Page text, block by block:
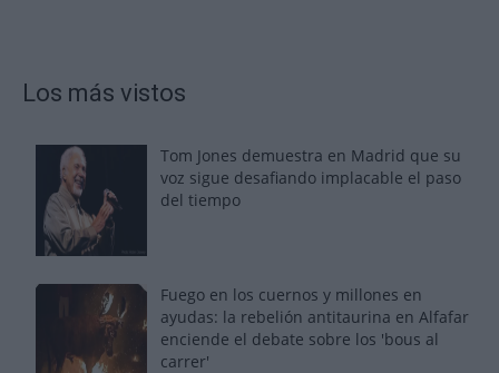
Los más vistos
Tom Jones demuestra en Madrid que su
voz sigue desafiando implacable el paso
del tiempo
Fuego en los cuernos y millones en
ayudas: la rebelión antitaurina en Alfafar
enciende el debate sobre los 'bous al
carrer'